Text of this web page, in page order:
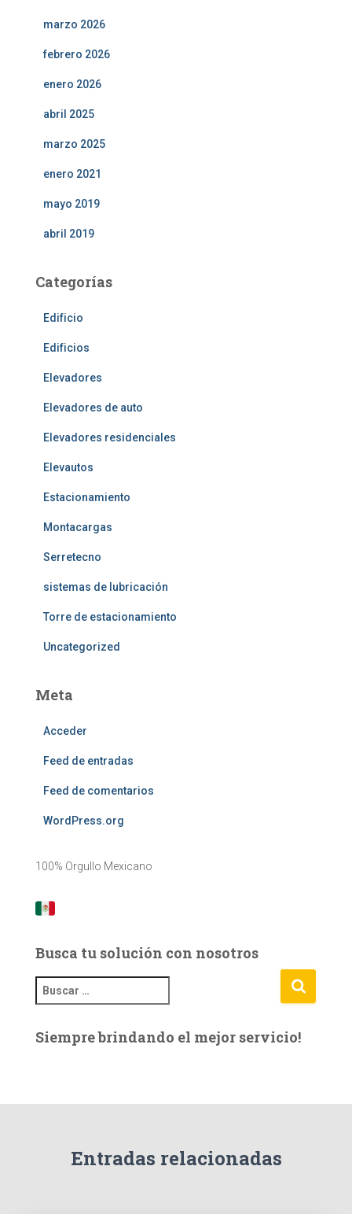
marzo 2026
febrero 2026
enero 2026
abril 2025
marzo 2025
enero 2021
mayo 2019
abril 2019
Categorías
Edificio
Edificios
Elevadores
Elevadores de auto
Elevadores residenciales
Elevautos
Estacionamiento
Montacargas
Serretecno
sistemas de lubricación
Torre de estacionamiento
Uncategorized
Meta
Acceder
Feed de entradas
Feed de comentarios
WordPress.org
100% Orgullo Mexicano
Busca tu solución con nosotros
u
c
Siempre brindando el mejor servicio!
Entradas relacionadas